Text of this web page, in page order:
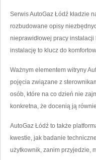
Serwis AutoGaz Łódź kładzie
rozbudowane opisy
nieprawidłowej pracy
instalację to klucz do
Ważnym elementem witryny
pojęcia związane z
osób, które na co dzień nie
konkretna, że docenią ją
AutoGaz Łódź to także
kwestie, jak badanie
użytkownik, zanim przyjedzie,